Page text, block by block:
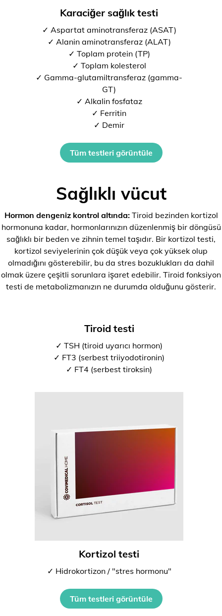
Karaciğer sağlık testi
✓ Aspartat aminotransferaz (ASAT)
✓ Alanin aminotransferaz (ALAT)
✓ Toplam protein (TP)
✓ Toplam kolesterol
✓ Gamma-glutamiltransferaz (gamma-
GT)
✓ Alkalin fosfataz
✓ Ferritin
✓ Demir
Tüm testleri görüntüle
Sağlıklı vücut
Hormon dengeniz kontrol altında:Tiroid bezinden kortizol
hormonuna kadar, hormonlarınızın düzenlenmiş bir döngüsü
sağlıklı bir beden ve zihnin temel taşıdır. Bir kortizol testi,
kortizol seviyelerinin çok düşük veya çok yüksek olup
olmadığını gösterebilir, bu da stres bozuklukları da dahil
olmak üzere çeşitli sorunlara işaret edebilir. Tiroid fonksiyon
testi de metabolizmanızın ne durumda olduğunu gösterir.
Tiroid testi
✓ TSH (tiroid uyarıcı hormon)
✓ FT3 (serbest triiyodotironin)
✓ FT4 (serbest tiroksin)
Kortizol testi
✓ Hidrokortizon / "stres hormonu"
Tüm testleri görüntüle